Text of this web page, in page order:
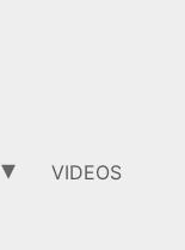
VIDEOS